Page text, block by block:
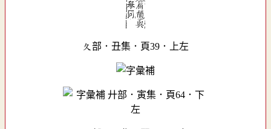
夂部．丑集．頁39．上左